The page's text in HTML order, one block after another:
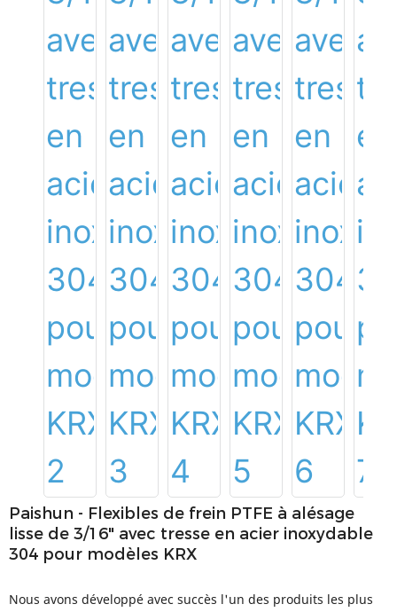
Paishun - Flexibles de frein PTFE à alésage
lisse de 3/16" avec tresse en acier inoxydable
304 pour modèles KRX
Nous avons développé avec succès l'un des produits les plus